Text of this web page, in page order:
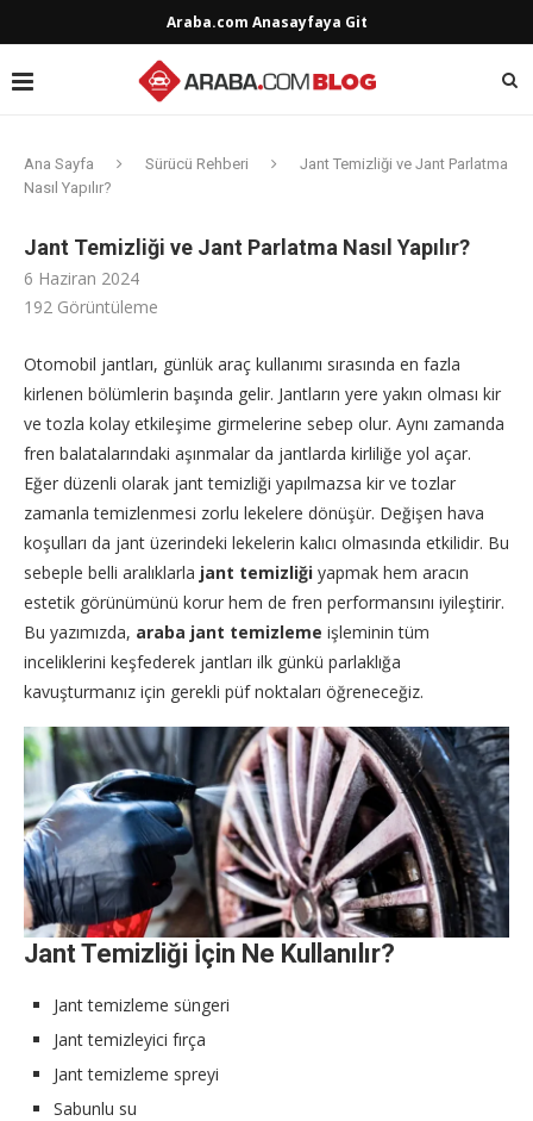
Araba.com Anasayfaya Git
Ana Sayfa Sürücü Rehberi
Jant Temizliği ve Jant Parlatma
Nasıl Yapılır?
Jant Temizliği ve Jant Parlatma Nasıl Yapılır?
6 Haziran 2024
192 Görüntüleme
Otomobil jantları, günlük araç kullanımı sırasında en fazla
kirlenen bölümlerin başında gelir. Jantların yere yakın olması kir
ve tozla kolay etkileşime girmelerine sebep olur. Aynı zamanda
fren balatalarındaki aşınmalar da jantlarda kirliliğe yol açar.
Eğer düzenli olarak jant temizliği yapılmazsa kir ve tozlar
zamanla temizlenmesi zorlu lekelere dönüşür. Değişen hava
koşulları da jant üzerindeki lekelerin kalıcı olmasında etkilidir. Bu
sebeple belli aralıklarla jant temizliği yapmak hem aracın
estetik görünümünü korur hem de fren performansını iyileştirir.
Bu yazımızda, araba jant temizleme işleminin tüm
inceliklerini keşfederek jantları ilk günkü parlaklığa
kavuşturmanız için gerekli püf noktaları öğreneceğiz.
Jant Temizliği İçin Ne Kullanılır?
Jant temizleme süngeri
Jant temizleyici fırça
Jant temizleme spreyi
Sabunlu su